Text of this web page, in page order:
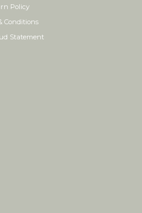
Policy
Conditions
Statement